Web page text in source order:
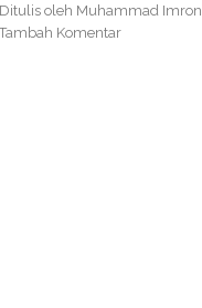
Ditulis oleh Muhammad Imron
Tambah Komentar